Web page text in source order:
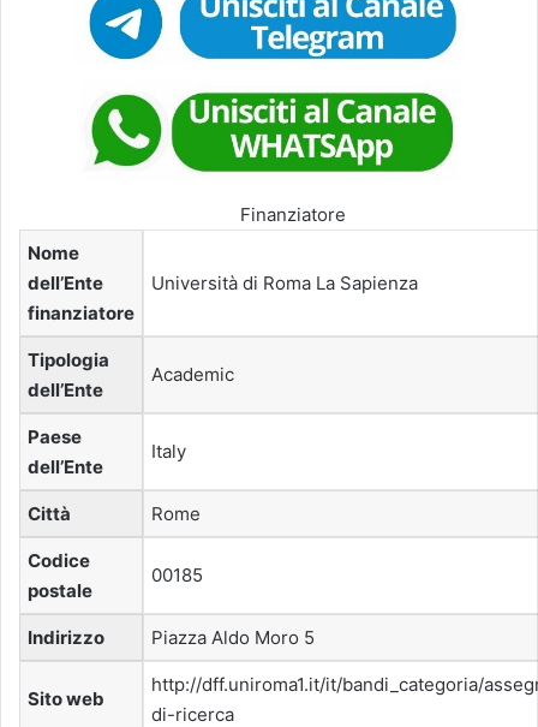
Finanziatore
Nome
dell’Ente
finanziatore
Università di Roma La Sapienza
Tipologia
dell’Ente
Academic
Paese
dell’Ente
Italy
Città Rome
Codice
postale
00185
Indirizzo Piazza Aldo Moro 5
Sito web
http://dff.uniroma1.it/it/bandi_categoria/
di-ricerca